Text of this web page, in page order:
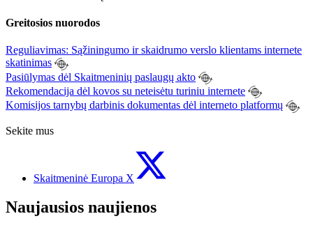
Greitosios nuorodos
Reguliavimas: Sąžiningumo ir skaidrumo verslo klientams internete
skatinimas
Pasiūlymas dėl Skaitmeninių paslaugų akto
Rekomendacija dėl kovos su neteisėtu turiniu internete
Komisijos tarnybų darbinis dokumentas dėl interneto platformų
Sekite mus
Skaitmeninė Europa X
Naujausios naujienos